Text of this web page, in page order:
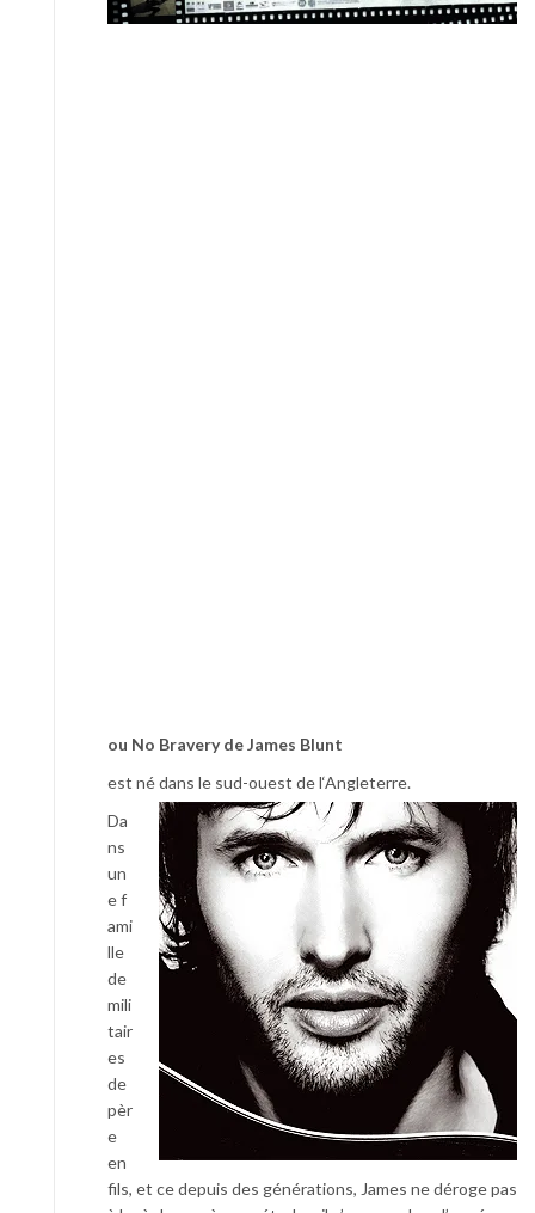
ou No Bravery de James Blunt
est né dans le sud-ouest de l‘Angleterre.
Da
ns
un
e f
ami
lle
de
mili
tair
es
de
pèr
e
en
fils, et ce depuis des générations, James ne déroge pas